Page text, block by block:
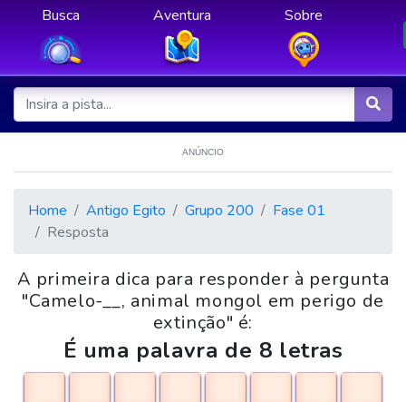
Busca Aventura Sobre
ANÚNCIO
Home Antigo Egito Grupo 200
Fase 01
Resposta
A primeira dica para responder à pergunta
"Camelo-__, animal mongol em perigo de
extinção" é:
É uma palavra de 8 letras